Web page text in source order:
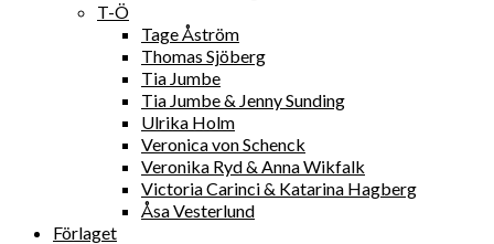
T-Ö
Tage Åström
Thomas Sjöberg
Tia Jumbe
Tia Jumbe & Jenny Sunding
Ulrika Holm
Veronica von Schenck
Veronika Ryd & Anna Wikfalk
Victoria Carinci & Katarina Hagberg
Åsa Vesterlund
Förlaget